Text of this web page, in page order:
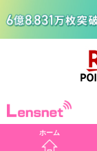
ホーム